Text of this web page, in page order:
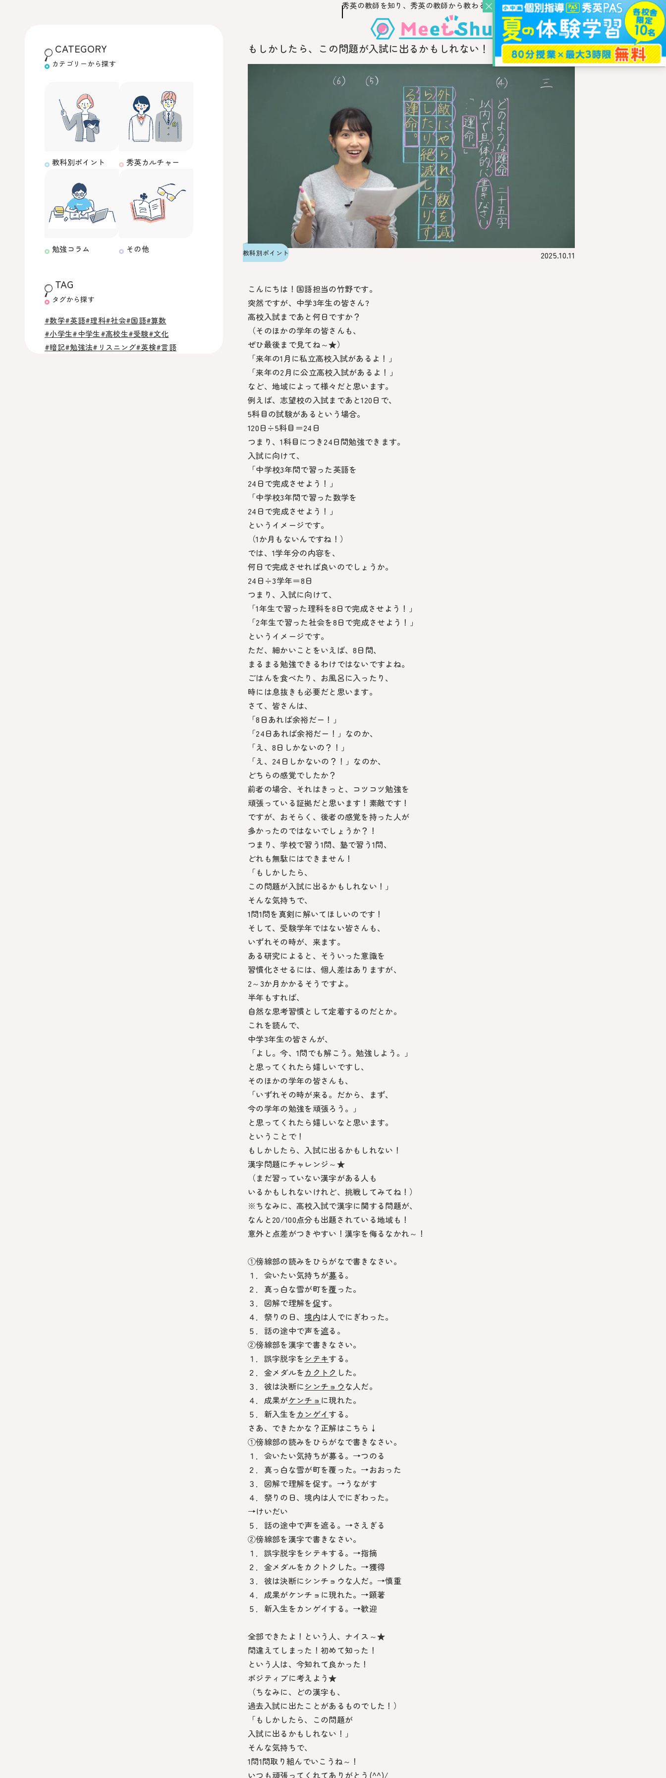
このページの本文へ移動
CATEGORY
カテゴリーから探す
教科別ポイント 秀英カルチャー
勉強コラム その他
TAG
タグから探す
#数学#英語#理科#社会#国語#算数
#小学生#中学生#高校生#受験#文化
#暗記#勉強法#リスニング#英検#言語
秀英の教師を知り、秀英の教師から教わるウェブ・メディア
もしかしたら、この問題が入試に出るかもしれない！
教科別ポイント 2025.10.11
こんにちは！国語担当の竹野です。
突然ですが、中学3年生の皆さん?
高校入試まであと何日ですか？
（そのほかの学年の皆さんも、
ぜひ最後まで見てね～★）
「来年の1月に私立高校入試があるよ！」
「来年の2月に公立高校入試があるよ！」
など、地域によって様々だと思います。
例えば、志望校の入試まであと120日で、
5科目の試験があるという場合。
120日÷5科目＝24日
つまり、1科目につき24日間勉強できます。
入試に向けて、
「中学校3年間で習った英語を
24日で完成させよう！」
「中学校3年間で習った数学を
24日で完成させよう！」
というイメージです。
（1か月もないんですね！）
では、1学年分の内容を、
何日で完成させれば良いのでしょうか。
24日÷3学年＝8日
つまり、入試に向けて、
「1年生で習った理科を8日で完成させよう！」
「2年生で習った社会を8日で完成させよう！」
というイメージです。
ただ、細かいことをいえば、8日間、
まるまる勉強できるわけではないですよね。
ごはんを食べたり、お風呂に入ったり、
時には息抜きも必要だと思います。
さて、皆さんは、
「8日あれば余裕だー！」
「24日あれば余裕だー！」なのか、
「え、8日しかないの？！」
「え、24日しかないの？！」なのか、
どちらの感覚でしたか？
前者の場合、それはきっと、コツコツ勉強を
頑張っている証拠だと思います！素敵です！
ですが、おそらく、後者の感覚を持った人が
多かったのではないでしょうか？！
つまり、学校で習う1問、塾で習う1問、
どれも無駄にはできません！
「もしかしたら、
この問題が入試に出るかもしれない！」
そんな気持ちで、
1問1問を真剣に解いてほしいのです！
そして、受験学年ではない皆さんも、
いずれその時が、来ます。
ある研究によると、そういった意識を
習慣化させるには、個人差はありますが、
2～3か月かかるそうですよ。
半年もすれば、
自然な思考習慣として定着するのだとか。
これを読んで、
中学3年生の皆さんが、
「よし。今、1問でも解こう。勉強しよう。」
と思ってくれたら嬉しいですし、
そのほかの学年の皆さんも、
「いずれその時が来る。だから、まず、
今の学年の勉強を頑張ろう。」
と思ってくれたら嬉しいなと思います。
ということで！
もしかしたら、入試に出るかもしれない！
漢字問題にチャレンジ～★
（まだ習っていない漢字がある人も
いるかもしれないけれど、挑戦してみてね！）
※ちなみに、高校入試で漢字に関する問題が、
なんと20/100点分も出題されている地域も！
意外と点差がつきやすい！漢字を侮るなかれ～！
①傍線部の読みをひらがなで書きなさい。
１．会いたい気持ちが募る。
２．真っ白な雪が町を覆 った。
３．図解で理解を促す。
４．祭りの日、境内は人でにぎわった。
５．話の途中で声を遮る。
②傍線部を漢字で書きなさい。
１．誤字脱字をシテキする。
２．金メダルをカクトク した。
３．彼は決断にシンチョウな人だ。
４．成果がケンチョ に現れた。
５．新入生をカンゲイ する。
さあ、できたかな？正解はこちら↓
①傍線部の読みをひらがなで書きなさい。
１．会いたい気持ちが募る。→つのる
２．真っ白な雪が町を覆った。→おおった
３．図解で理解を促す。→うながす
４．祭りの日、境内は人でにぎわった。
→けいだい
５．話の途中で声を遮る。→さえぎる
②傍線部を漢字で書きなさい。
１．誤字脱字をシテキする。→指摘
２．金メダルをカクトクした。→獲得
３．彼は決断にシンチョウな人だ。→慎重
４．成果がケンチョに現れた。→顕著
５．新入生をカンゲイする。→歓迎
全部できたよ！という人、ナイス～★
間違えてしまった！初めて知った！
という人は、今知れて良かった！
ポジティブに考えよう★
（ちなみに、どの漢字も、
過去入試に出たことがあるものでした！）
「もしかしたら、この問題が
入試に出るかもしれない！」
そんな気持ちで、
1問1問取り組んでいこうね～！
いつも頑張ってくれてありがとう(^^)/